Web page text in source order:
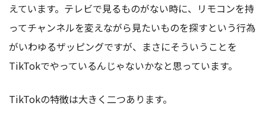
えています。テレビで見るものがない時に、リモコンを持
ってチャンネルを変えながら見たいものを探すという行為
がいわゆるザッピングですが、まさにそういうことを
TikTokでやっているんじゃないかなと思っています。
TikTokの特徴は大きく二つあります。